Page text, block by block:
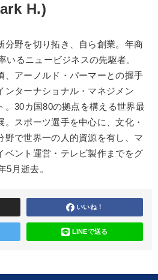
H.)
分野を切り拓き、自ら創業。年商
いるニュービジネスの先駆者。
、アーノルド・パーマーとの握手
ンターナショナル・マネジメン
。30カ国80の拠点を構える世界最
スポーツ選手を中心に、文化・
野で世界一の人的資源を有し、マ
ベント運営・テレビ製作までをグ
5月逝去。
いいね！
LINEで送る